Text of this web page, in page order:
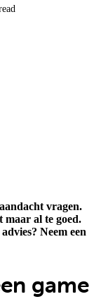
vragen.
maar al te goed.
Neem een
game